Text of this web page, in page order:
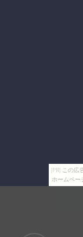
[PR] この広
ホームペー